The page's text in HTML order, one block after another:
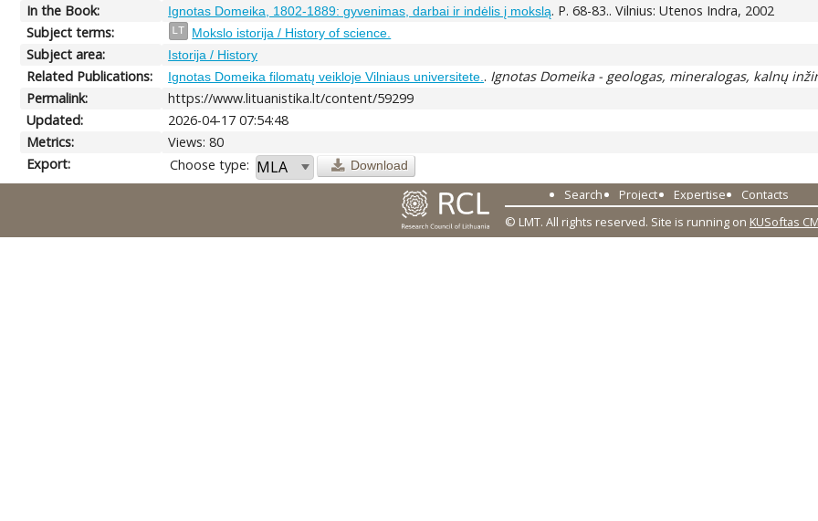
In the Book: Ignotas Domeika, 1802-1889: gyvenimas, darbai ir indėlis į mokslą. P. 68-83.. Vilnius: Utenos Indra, 2002
Subject terms:
LT Mokslo istorija / History of science.
Subject area: Istorija / History
Related Publications: Ignotas Domeika filomatų veikloje Vilniaus universitete. . Ignotas Domeika - geologas, mineralogas, kalnų
Permalink:
https://www.lituanistika.lt/content/59299
Updated:
2026-04-17 07:54:48
Metrics:
Views: 80
Export:
Choose type: Download
Search Project Expertise
Contacts
© LMT. All rights reserved. Site is running on KUSoftas